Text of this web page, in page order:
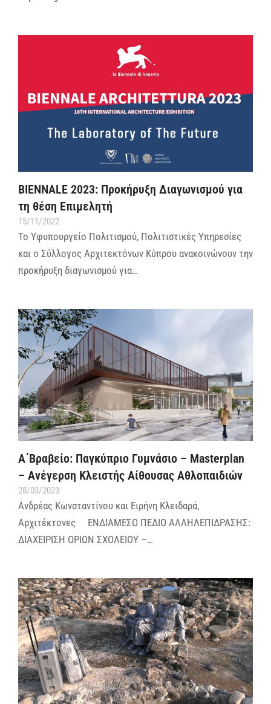
BIENNALE 2023: Προκήρυξη Διαγωνισμού για
τη θέση Επιμελητή
15/11/2022
Το Υφυπουργείο Πολιτισμού, Πολιτιστικές Υπηρεσίες
και ο Σύλλογος Αρχιτεκτόνων Κύπρου ανακοινώνουν την
προκήρυξη διαγωνισμού για…
Α΄Βραβείο: Παγκύπριο Γυμνάσιο – Masterplan
– Ανέγερση Κλειστής Αίθουσας Αθλοπαιδιών
28/03/2023
Ανδρέας Κωνσταντίνου και Ειρήνη Κλειδαρά,
Αρχιτέκτονες ΕΝΔΙΑΜΕΣΟ ΠΕΔΙΟ ΑΛΛΗΛΕΠΙΔΡΑΣΗΣ:
ΔΙΑΧΕΙΡΙΣΗ ΟΡΙΩΝ ΣΧΟΛΕΙΟΥ –…